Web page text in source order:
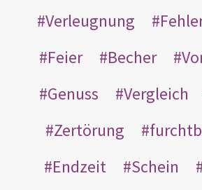
Verleugnung
Feier
Becher
Genuss
Vergleich
Zertörung
Endzeit
Schein